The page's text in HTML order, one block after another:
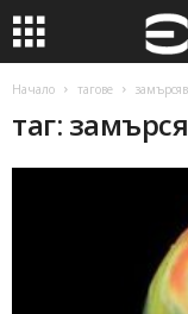
Начало тагове
таг: